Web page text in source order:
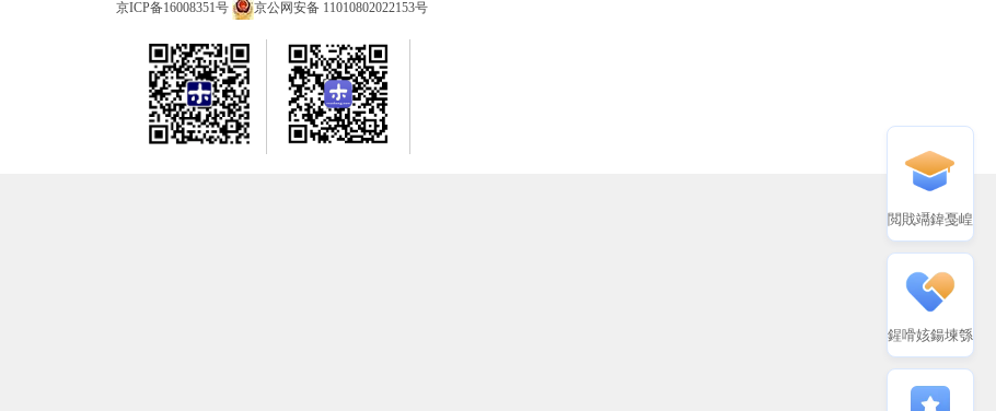
京ICP备16008351号
京公网安备 11010802022153号
閲戝竵鍏戞崲
鍟嗗姟鍚堜綔